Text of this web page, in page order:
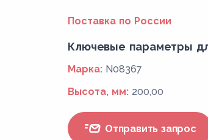
Поставка по России
Ключевые параметры
Марка: N08367
Высота, мм: 200,00
Отправить запрос